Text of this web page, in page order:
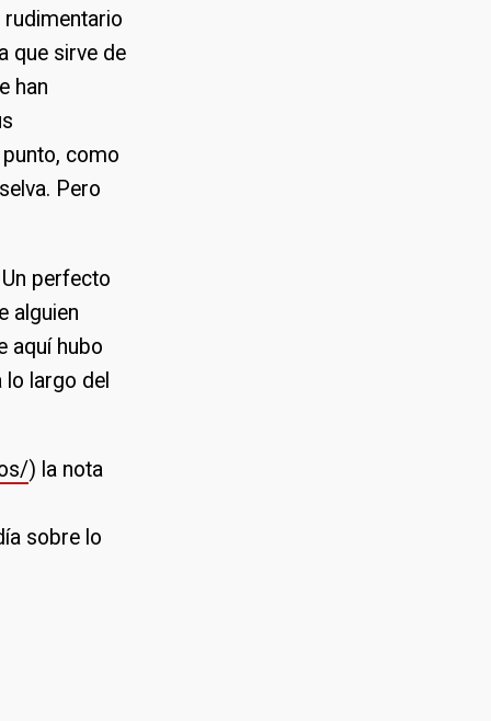
rudimentario
que sirve de
han
como
Pero
perfecto
alguien
aquí hubo
largo del
) la nota
sobre lo